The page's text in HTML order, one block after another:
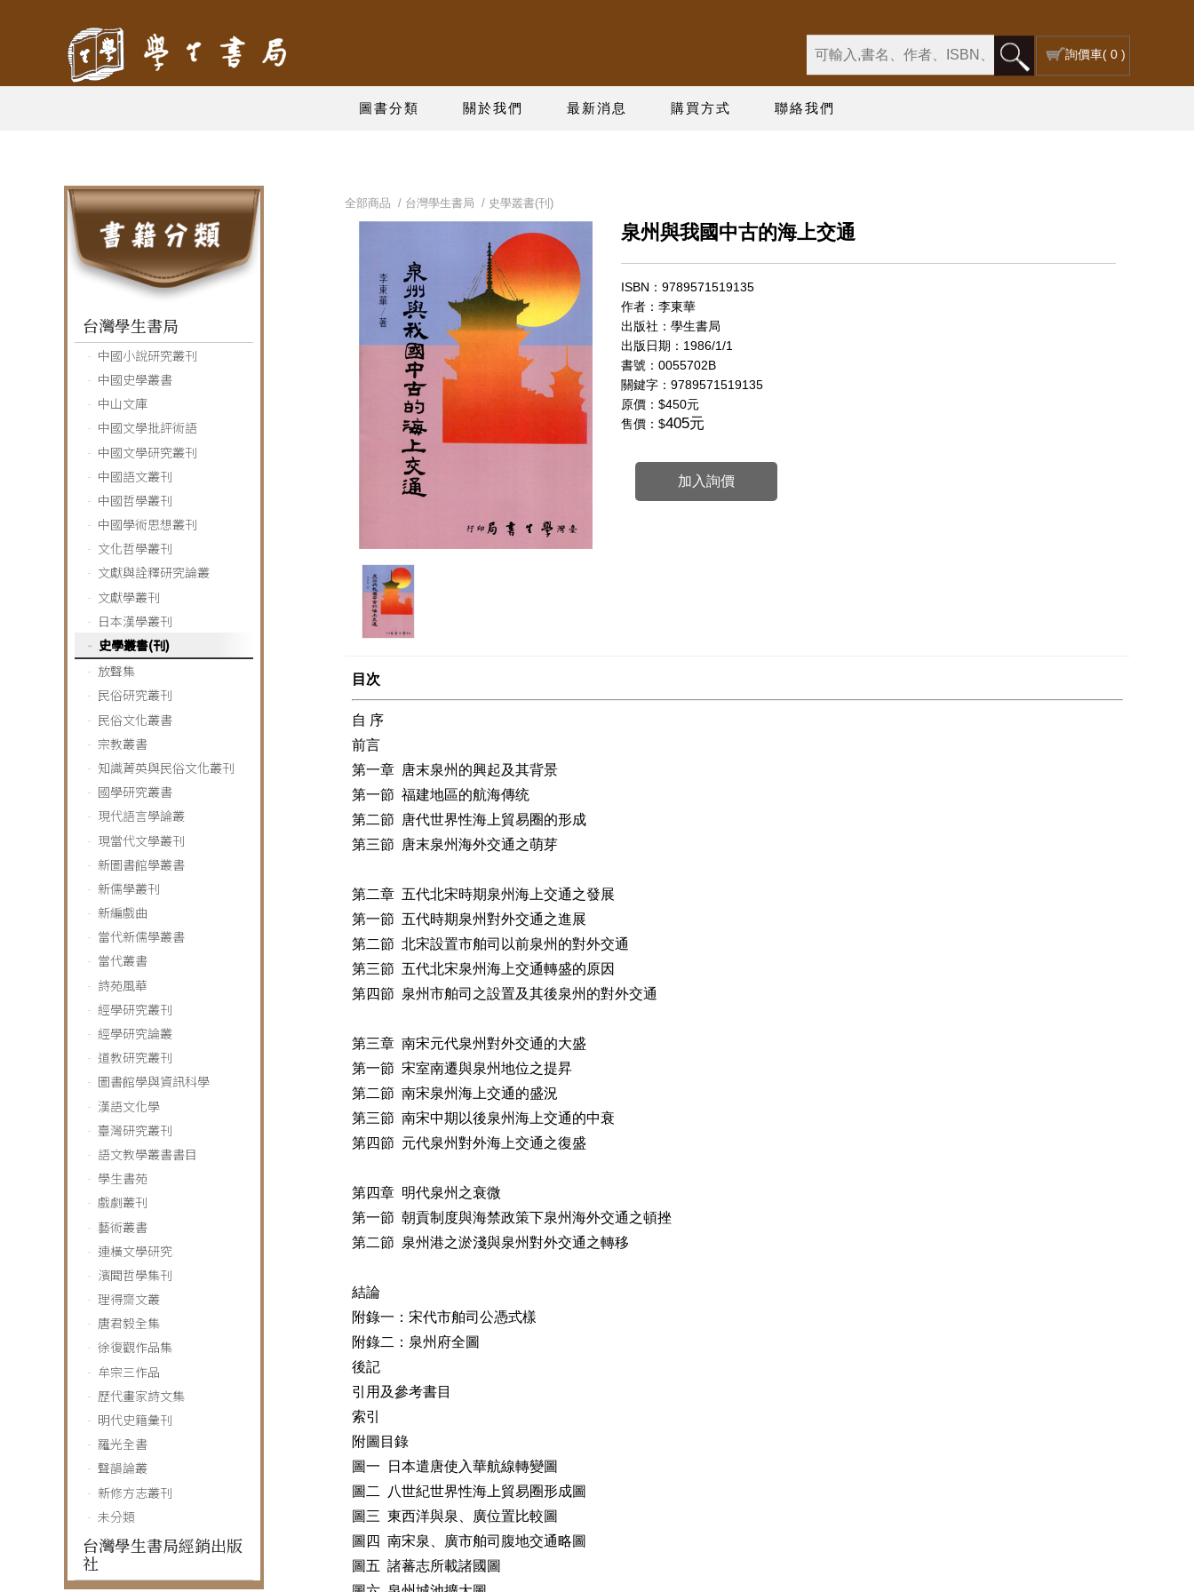
詢價車( 0 )
圖書分類 關於我們 最新消息 購買方式 聯絡我們
台灣學生書局
中國小說研究叢刊
中國史學叢書
中山文庫
中國文學批評術語
中國文學研究叢刊
中國語文叢刊
中國哲學叢刊
中國學術思想叢刊
文化哲學叢刊
文獻與詮釋研究論叢
文獻學叢刊
日本漢學叢刊
史學叢書(刊)
放聲集
民俗研究叢刊
民俗文化叢書
宗教叢書
知識菁英與民俗文化叢刊
國學研究叢書
現代語言學論叢
現當代文學叢刊
新圖書館學叢書
新儒學叢刊
新編戲曲
當代新儒學叢書
當代叢書
詩苑風華
經學研究叢刊
經學研究論叢
道教研究叢刊
圖書館學與資訊科學
漢語文化學
臺灣研究叢刊
語文教學叢書書目
學生書苑
戲劇叢刊
藝術叢書
連橫文學研究
濱聞哲學集刊
理得齋文叢
唐君毅全集
徐復觀作品集
牟宗三作品
歷代畫家詩文集
明代史籍彙刊
羅光全書
聲韻論叢
新修方志叢刊
未分類
台灣學生書局經銷出版
社
全部商品 / 台灣學生書局 / 史學叢書(刊)
泉州與我國中古的海上交通
ISBN：9789571519135
作者：李東華
出版社：學生書局
出版日期：1986/1/1
書號：0055702B
關鍵字：9789571519135
原價： $450元
售價：$405元
加入詢價
目次
自 序
前言
第一章 唐末泉州的興起及其背景
第一節 福建地區的航海傳统
第二節 唐代世界性海上貿易圈的形成
第三節 唐末泉州海外交通之萌芽
第二章 五代北宋時期泉州海上交通之發展
第一節 五代時期泉州對外交通之進展
第二節 北宋設置市舶司以前泉州的對外交通
第三節 五代北宋泉州海上交通轉盛的原因
第四節 泉州市舶司之設置及其後泉州的對外交通
第三章 南宋元代泉州對外交通的大盛
第一節 宋室南遷與泉州地位之提昇
第二節 南宋泉州海上交通的盛況
第三節 南宋中期以後泉州海上交通的中衰
第四節 元代泉州對外海上交通之復盛
第四章 明代泉州之衰微
第一節 朝貢制度與海禁政策下泉州海外交通之頓挫
第二節 泉州港之淤淺與泉州對外交通之轉移
結論
附錄一：宋代市舶司公憑式樣
附錄二：泉州府全圖
後記
引用及參考書目
索引
附圖目錄
圖一 日本遣唐使入華航線轉變圖
圖二 八世紀世界性海上貿易圈形成圖
圖三 東西洋與泉、廣位置比較圖
圖四 南宋泉、廣市舶司腹地交通略圖
圖五 諸蕃志所載諸國圖